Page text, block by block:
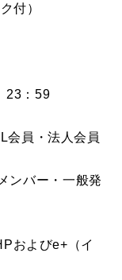
付）
23：59
会員・法人会員
ンバー・一般発
およびe+（イ